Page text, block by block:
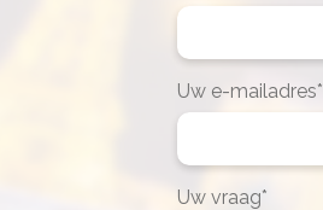
Uw e-mailadres*
Uw vraag*